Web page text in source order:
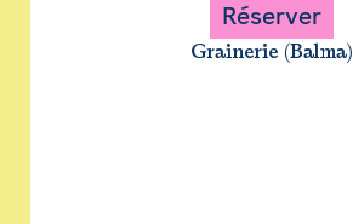
Réserver
Grainerie (Balma)